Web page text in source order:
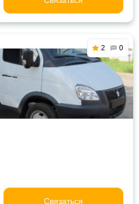
2 0
Связаться